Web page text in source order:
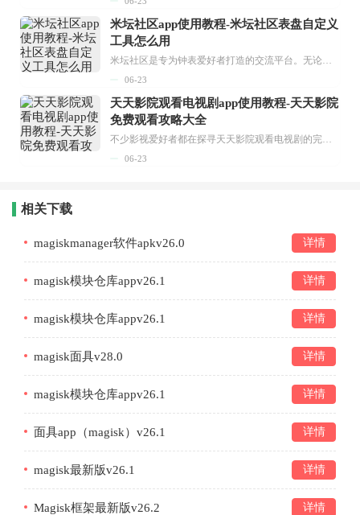
米坛社区app使用教程-米坛社区表盘自定义
工具怎么用
米坛社区是专为钟表爱好者打造的交流平台。无论你是初涉钟表领域的普通爱好者，还是拥有多年收藏经验的资深玩家，都能在此找到属于自己的天地。 无需注册，就能轻松参与其中。通过专业的讨论论坛与丰富的交互功能，你可与世界各地的钟表爱好者畅快交流。若你钟情于钟表，米坛社区无疑是值得一试的理想之选。在这里，你能获取最新的手表资讯，交流见解，提升鉴赏品味，让每一块手表都成为收藏故事中重要的一部分。感兴趣的朋友，不要错过下载机会。...
06-23
天天影院观看电视剧app使用教程-天天影院
免费观看攻略大全
不少影视爱好者都在探寻天天影院观看电视剧的完整方法，结合最新平台使用规则，本篇新手入门攻略全面讲解观看渠道、检索流程、播放设置以及画面模式调整等实用内容。全文适配手机、电脑等主流设备，步骤简洁易懂，无论是初次使用的新手，还是想要优化观影体验的用户，都能参照内容快速上手，熟练掌握平台各项操作技巧，轻松畅享影视内容。...
06-23
相关下载
magiskmanager软件apkv26.0 详情
magisk模块仓库appv26.1 详情
magisk模块仓库appv26.1 详情
magisk面具v28.0 详情
magisk模块仓库appv26.1 详情
面具app（magisk）v26.1 详情
magisk最新版v26.1 详情
Magisk框架最新版v26.2 详情